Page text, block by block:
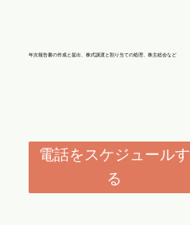
年次報告書の作成と提出、株式譲渡と割り当ての処理、株主総会など
電話をスケジュールす
る